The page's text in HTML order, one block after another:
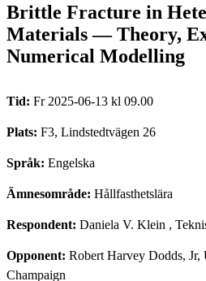
Brittle Fracture in
Materials — Theory,
Numerical Modelling
Tid: Fr 2025-06-13 kl 09.00
Plats: F3, Lindstedtvägen 26
Språk: Engelska
Ämnesområde: Hållfasthetslära
Respondent: Daniela V. Klein ,
Opponent: Robert Harvey Dodds,
Champaign